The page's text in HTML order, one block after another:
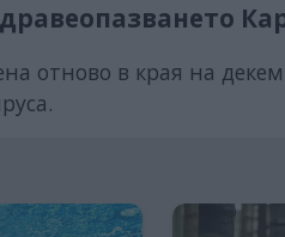
отново в края на